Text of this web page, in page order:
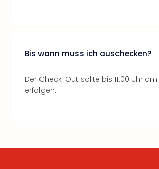
Bis wann muss ich auschecken?
Der Check-Out sollte bis 11:00 Uhr
erfolgen.